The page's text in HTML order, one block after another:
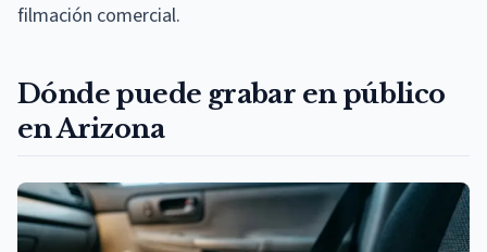
filmación comercial.
Dónde puede grabar en público
en Arizona